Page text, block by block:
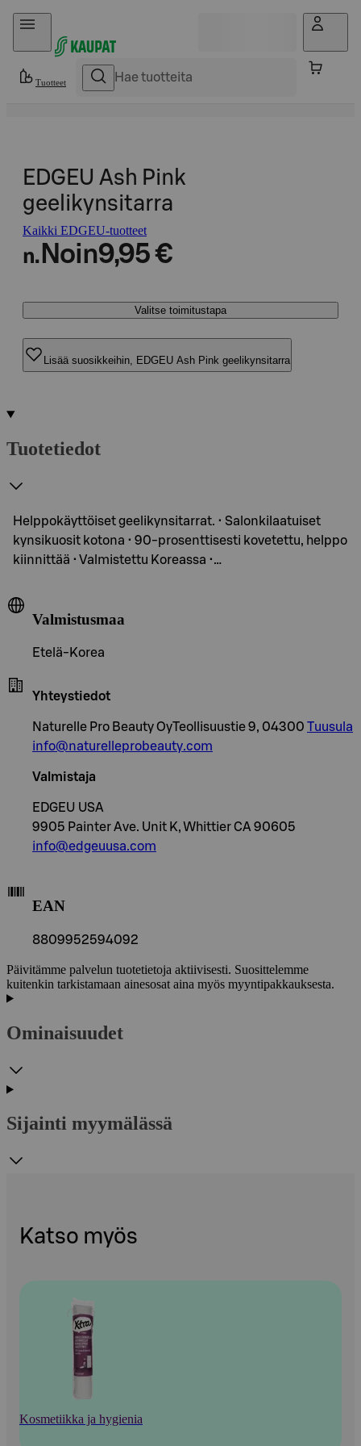
Hyppää sisältöön
Tuotteet
EDGEU Ash Pink
geelikynsitarra
Kaikki EDGEU-tuotteet
n. Noin9,95 €
Valitse toimitustapa
Lisää suosikkeihin, EDGEU Ash Pink geelikynsitarra
Tuotetiedot
Helppokäyttöiset geelikynsitarrat. • Salonkilaatuiset
kynsikuosit kotona • 90-prosenttisesti kovetettu, helppo
kiinnittää • Valmistettu Koreassa •…
Valmistusmaa
Etelä-Korea
Yhteystiedot
Naturelle Pro Beauty OyTeollisuustie 9, 04300 Tuusula
info@naturelleprobeauty.com
Valmistaja
EDGEU USA
9905 Painter Ave. Unit K, Whittier CA 90605
info@edgeuusa.com
EAN
8809952594092
Päivitämme palvelun tuotetietoja aktiivisesti. Suosittelemme
kuitenkin tarkistamaan ainesosat aina myös myyntipakkauksesta.
Ominaisuudet
Sijainti myymälässä
Katso myös
Kosmetiikka ja hygienia